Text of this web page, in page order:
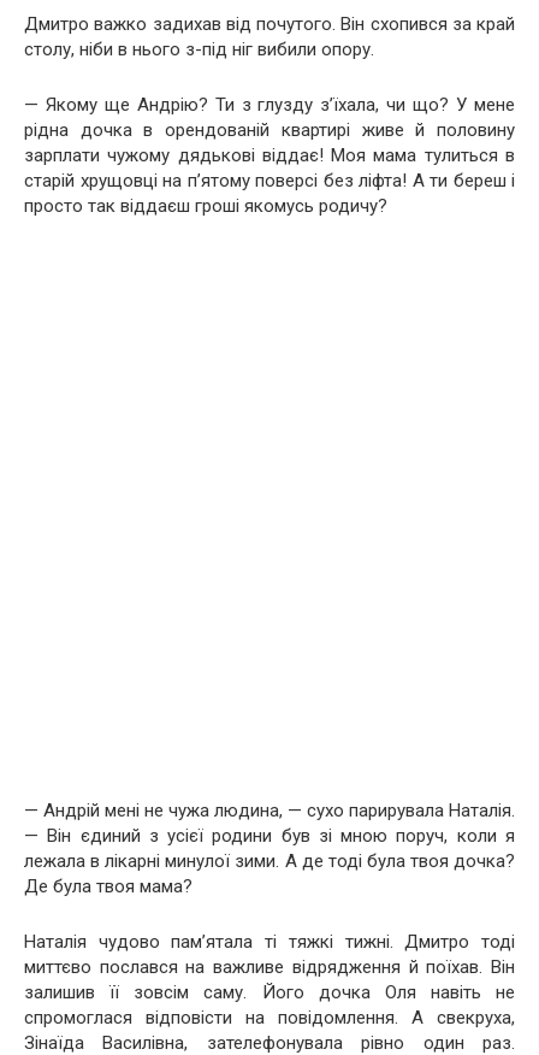
Дмитро важко задихав від почутого. Він схопився за край
столу, ніби в нього з-під ніг вибили опору.
— Якому ще Андрію? Ти з глузду з’їхала, чи що? У мене
рідна дочка в орендованій квартирі живе й половину
зарплати чужому дядькові віддає! Моя мама тулиться в
старій хрущовці на п’ятому поверсі без ліфта! А ти береш і
просто так віддаєш гроші якомусь родичу?
— Андрій мені не чужа людина, — сухо парирувала Наталія.
— Він єдиний з усієї родини був зі мною поруч, коли я
лежала в лікарні минулої зими. А де тоді була твоя дочка?
Де була твоя мама?
Наталія чудово пам’ятала ті тяжкі тижні. Дмитро тоді
миттєво послався на важливе відрядження й поїхав. Він
залишив її зовсім саму. Його дочка Оля навіть не
спромоглася відповісти на повідомлення. А свекруха,
Зінаїда Василівна, зателефонувала рівно один раз.